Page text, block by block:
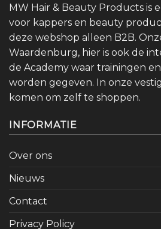
MW Hair & Beauty Products is
voor kappers en beauty
deze webshop alleen B2B.
Waardenburg, hier is ook de
de Academy waar trainingen
worden gegeven. In onze
komen om zelf te shoppen.
INFORMATIE
Over ons
Nieuws
Contact
Privacy Policy